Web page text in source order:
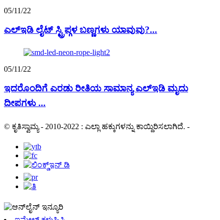
05/11/22
ಎಲ್ಇಡಿ ಲೈಟ್ ಸ್ಟ್ರಿಪ್ಗಳ ಬಣ್ಣಗಳು ಯಾವುವು?...
05/11/22
ಇದರೊಂದಿಗೆ ಎರಡು ರೀತಿಯ ಸಾಮಾನ್ಯ ಎಲ್ಇಡಿ ಮೃದು
ದೀಪಗಳು ...
© ಕೃತಿಸ್ವಾಮ್ಯ - 2010-2022 : ಎಲ್ಲಾ ಹಕ್ಕುಗಳನ್ನು ಕಾಯ್ದಿರಿಸಲಾಗಿದೆ. -